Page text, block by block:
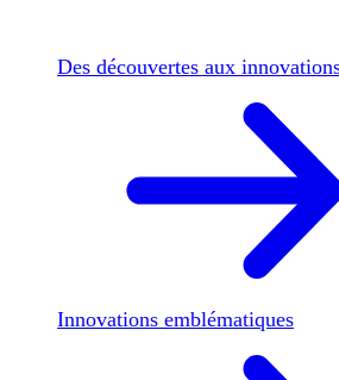
Des découvertes aux
Innovations emblématiques